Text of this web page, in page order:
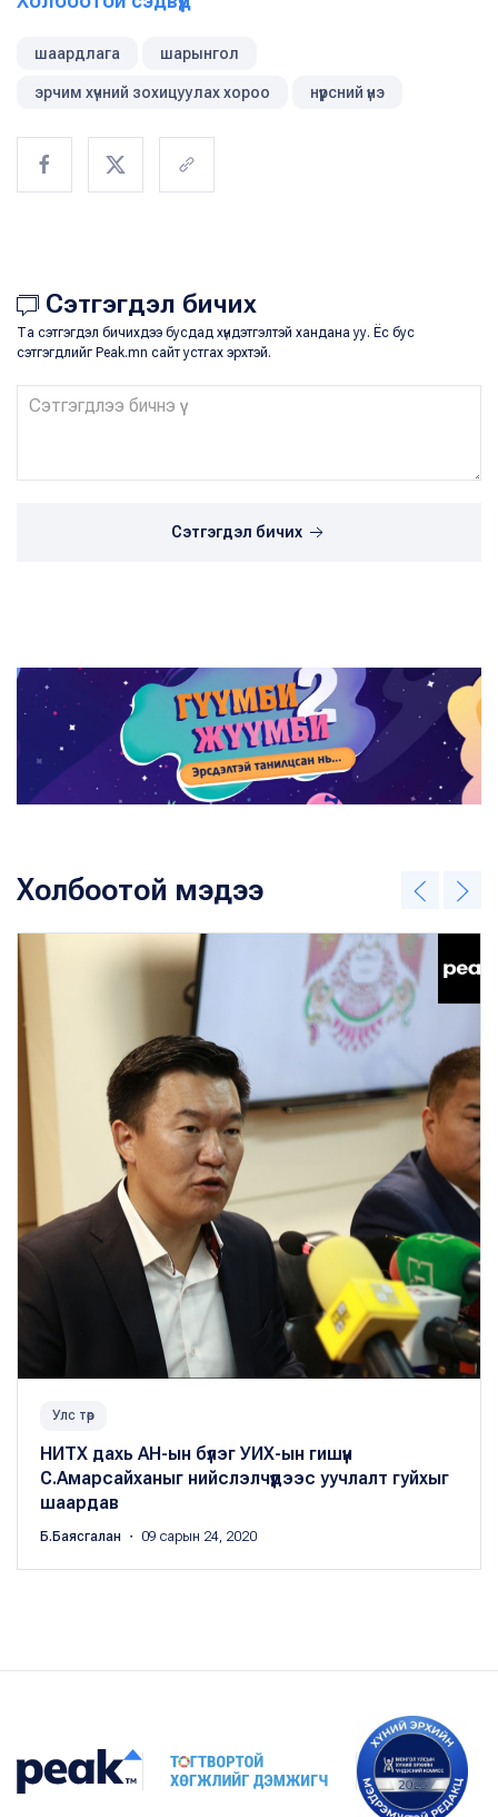
шаардлага шарынгол
эрчим хүчний зохицуулах хороо нүүрсний үнэ
Сэтгэгдэл бичих
Та сэтгэгдэл бичихдээ бусдад хүндэтгэлтэй хандана уу. Ёс бус
сэтгэгдлийг Peak.mn сайт устгах эрхтэй.
Сэтгэгдэл бичих
Холбоотой мэдээ
Улс төр
НИТХ дахь АН-ын бүлэг УИХ-ын гишүүн
С.Амарсайханыг нийслэлчүүдээс уучлалт гуйхыг
шаардав
Б.Баясгалан ・ 09 сарын 24, 2020